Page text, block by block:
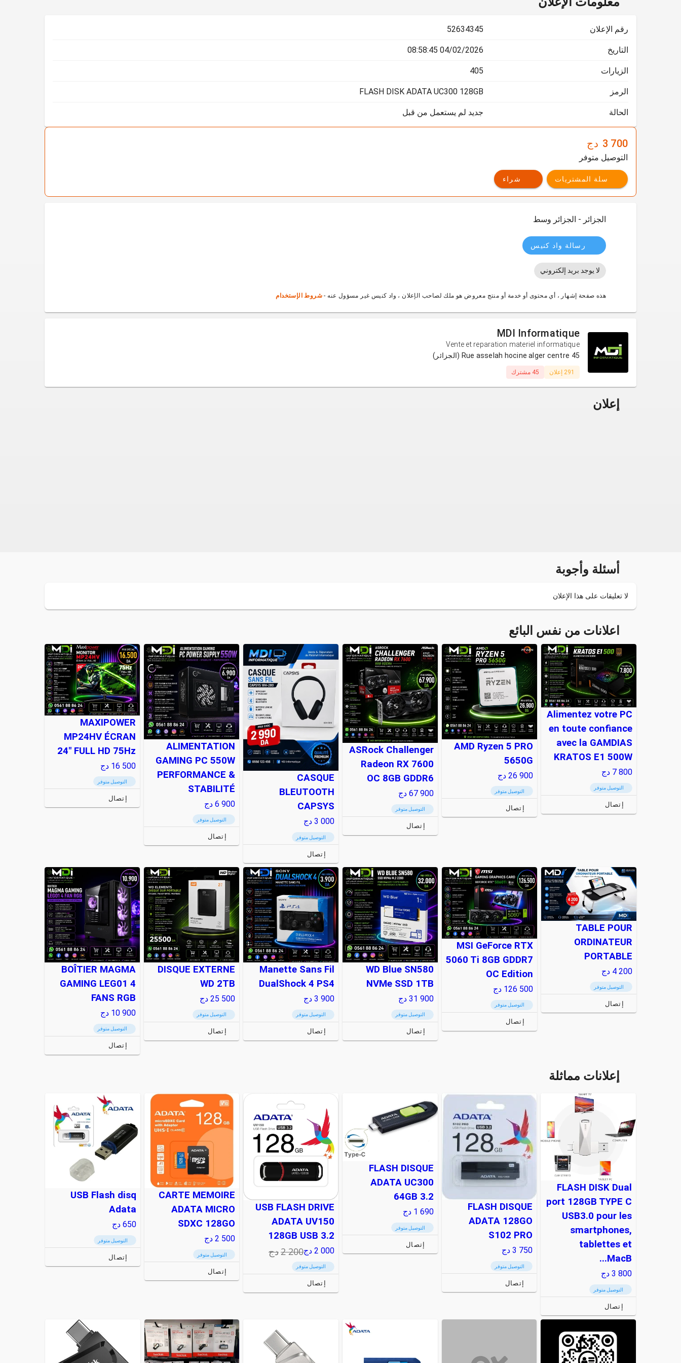
رقم الإعلان 52634345
التاريخ 04/02/2026 08:58:45
الزيارات 405
الرمز FLASH DISK ADATA UC300 128GB
الحالة جديد لم يستعمل من قبل
3 700 دج
التوصيل متوفر
سلة المشتريات شراء
الجزائر - الجزائر وسط
رسالة واد كنيس
لا يوجد بريد إلكتروني
هذه صفحة إشهار ، أي محتوى أو خدمة أو منتج معروض هو ملك لصاحب الإعلان ، واد كنيس غير مسؤول عنه - شروط الإستخدام
MDI Informatique
Vente et reparation materiel informatique
45 Rue asselah hocine alger centre (الجزائر)
291 إعلان 45 مشترك
إعلان
أسئلة وأجوبة
لا تعليقات على هذا الإعلان
اعلانات من نفس البائع
Alimentez votre PC
en toute confiance
avec la GAMDIAS
KRATOS E1 500W
7 800 دج
التوصيل متوفر
إتصال
AMD Ryzen 5 PRO
5650G
26 900 دج
التوصيل متوفر
إتصال
ASRock Challenger
Radeon RX 7600
OC 8GB GDDR6
67 900 دج
التوصيل متوفر
إتصال
CASQUE
BLEUTOOTH
CAPSYS
3 000 دج
التوصيل متوفر
إتصال
ALIMENTATION
GAMING PC 550W
PERFORMANCE &
STABILITÉ
6 900 دج
التوصيل متوفر
إتصال
MAXIPOWER
MP24HV ÉCRAN
24" FULL HD 75Hz
16 500 دج
التوصيل متوفر
إتصال
TABLE POUR
ORDINATEUR
PORTABLE
4 200 دج
التوصيل متوفر
إتصال
MSI GeForce RTX
5060 Ti 8GB GDDR7
OC Edition
126 500 دج
التوصيل متوفر
إتصال
WD Blue SN580
NVMe SSD 1TB
31 900 دج
التوصيل متوفر
إتصال
Manette Sans Fil
DualShock 4 PS4
3 900 دج
التوصيل متوفر
إتصال
DISQUE EXTERNE
WD 2TB
25 500 دج
التوصيل متوفر
إتصال
BOÎTIER MAGMA
GAMING LEG01 4
FANS RGB
10 900 دج
التوصيل متوفر
إتصال
إعلانات مماثلة
FLASH DISK Dual
port 128GB TYPE C
USB3.0 pour les
smartphones,
tablettes et
MacB...
3 800 دج
التوصيل متوفر
إتصال
FLASH DISQUE
ADATA 128GO
S102 PRO
3 750 دج
التوصيل متوفر
إتصال
FLASH DISQUE
ADATA UC300
64GB 3.2
1 690 دج
التوصيل متوفر
إتصال
USB FLASH DRIVE
ADATA UV150
128GB USB 3.2
2 000 دج2 200دج
التوصيل متوفر
إتصال
CARTE MEMOIRE
ADATA MICRO
SDXC 128GO
2 500 دج
التوصيل متوفر
إتصال
USB Flash disq
Adata
650 دج
التوصيل متوفر
إتصال